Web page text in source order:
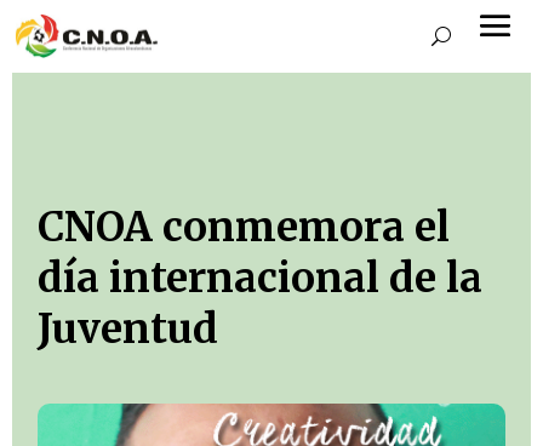
CNOA conmemora el
día internacional de la
Juventud